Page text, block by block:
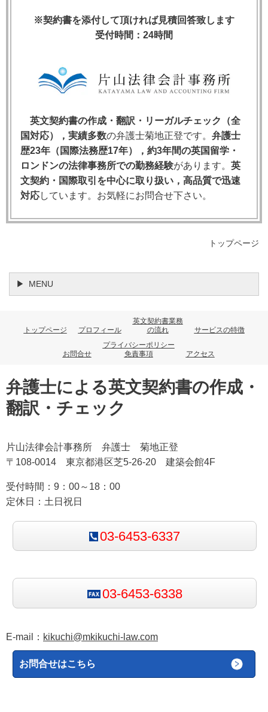
9. よくある質問（FAQ）
1. 英国コモンローにおける契約条項の3分類
類に分類 し，違反があった場合に被害当事者に認めら
れる救済（解除・損害賠償）の範囲がそれぞれ異なり
ます。
条項の種類 特徴 違反時の救済
（重要条
す重要な条項。
違反の軽重を問
Warranty
契約の中核では
随的な条項
損害賠償のみ
ない
Intermedia
Innominat
e条項
（中間的条
項）
Conditionとも
確に分類できな
い条項
違反の重大性に
重大な違反→解
非常に重要な概念です。
最重要条項です。当事者双方にとって，その条項の履
行が契約の目的達成に不可欠である場合に，Condition
に分類されます。
※契約書を添付して頂ければ見積回答致します
受付時間：24時間
英文契約書の作成・翻訳・リーガルチェック（全
国対応），実績多数の弁護士菊地正登です。 弁護士
歴23年（国際法務歴17年），約3年間の英国留学・
ロンドンの法律事務所での勤務経験があります。 英
文契約・国際取引を中心に取り扱い，高品質で迅速
対応しています。お気軽にお問合せ下さい。
トップページ
MENU
トップページ プロフィール
英文契約書業務
の流れ
サービスの特徴
お問合せ
プライバシーポリシー
免責事項
アクセス
弁護士による英文契約書の作成・
翻訳・チェック
片山法律会計事務所 弁護士 菊地正登
〒108-0014 東京都港区芝5-26-20 建築会館4F
受付時間：9：00～18：00
定休日：土日祝日
03-6453-6337
03-6453-6338
E-mail： kikuchi@mkikuchi-law.com
お問合せはこちら